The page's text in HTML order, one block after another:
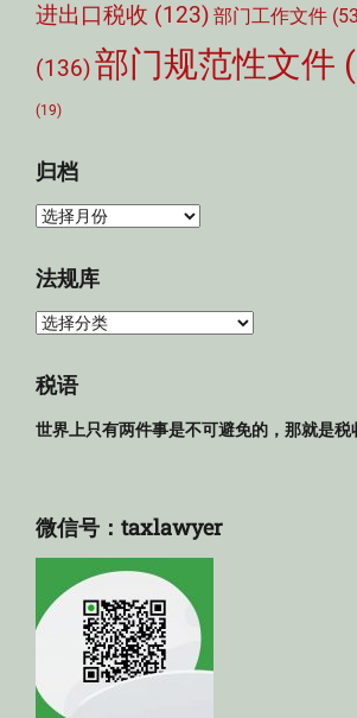
进出口税收 (123) 部门工作文件
(136)部门规范性文件
(19)
归档
归
法规库
法
库
税语
世界上只有两件事是不可避免的，那就是税
微信号：taxlawyer